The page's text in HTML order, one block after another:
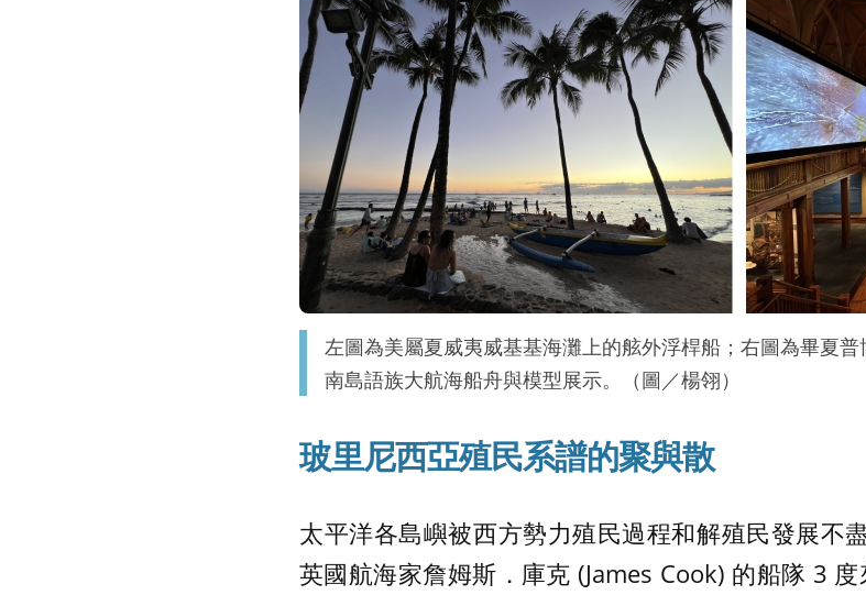
左圖為美屬夏威夷威基基海灘上的舷外浮桿船；右圖為畢夏
南島語族大航海船舟與模型展示。（圖／楊翎）
玻里尼西亞殖民系譜的聚與散
太平洋各島嶼被西方勢力殖民過程和解殖民發展不
英國航海家詹姆斯．庫克 (James Cook) 的船隊 3